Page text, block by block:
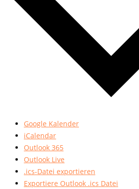
Google Kalender
iCalendar
Outlook 365
Outlook Live
.ics-Datei exportieren
Exportiere Outlook .ics Datei